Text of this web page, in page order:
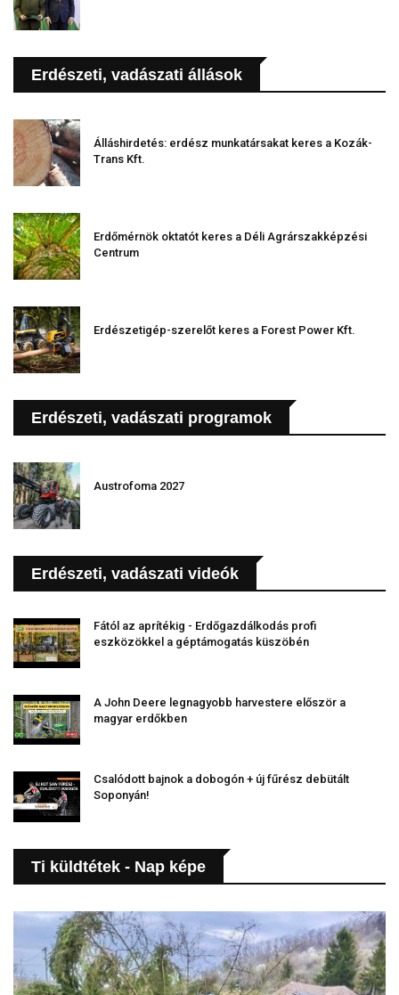
Erdészeti, vadászati állások
Álláshirdetés: erdész munkatársakat keres a Kozák-
Trans Kft.
Erdőmérnök oktatót keres a Déli Agrárszakképzési
Centrum
Erdészetigép-szerelőt keres a Forest Power Kft.
Erdészeti, vadászati programok
Austrofoma 2027
Erdészeti, vadászati videók
Fától az aprítékig - Erdőgazdálkodás profi
eszközökkel a géptámogatás küszöbén
A John Deere legnagyobb harvestere először a
magyar erdőkben
Csalódott bajnok a dobogón + új fűrész debütált
Soponyán!
Ti küldtétek - Nap képe